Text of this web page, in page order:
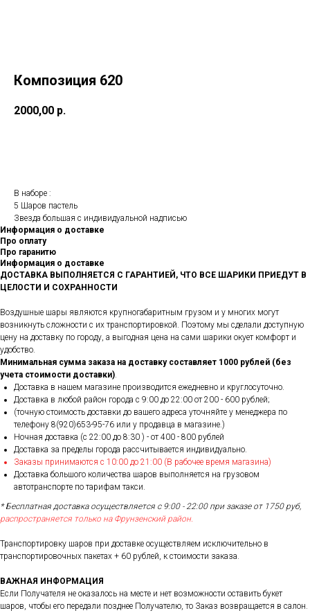
Композиция 620
2000,00 р.
В наборе :
5 Шаров пастель
Звезда большая с индивидуальной надписью
Информация о доставке
Про оплату
Про гаранитю
Информация о доставке
ДОСТАВКА ВЫПОЛНЯЕТСЯ С ГАРАНТИЕЙ, ЧТО ВСЕ ШАРИКИ ПРИЕДУТ В
ЦЕЛОСТИ И СОХРАННОСТИ
Воздушные шары являются крупногабаритным грузом и у многих могут
возникнуть сложности с их транспортировкой. Поэтому мы сделали доступную
цену на доставку по городу, а выгодная цена на сами шарики окует комфорт и
удобство.
Минимальная сумма заказа на доставку составляет 1000 рублей (без
учета стоимости доставки).
Доставка в нашем магазине производится ежедневно и круглосуточно.
Доставка в любой район города c 9:00 до 22:00 от 200 - 600 рублей;
(точную стоимость доставки до вашего адреса уточняйте у менеджера по
телефону 8(920)653-95-76 или у продавца в магазине.)
Ночная доставка (с 22:00 до 8:30 ) - от 400 - 800 рублей
Доставка за пределы города рассчитывается индивидуально.
Заказы принимаются с 10:00 до 21:00 (В рабочее время магазина)
Доставка большого количества шаров выполняется на грузовом
автотранспорте по тарифам такси.
* Бесплатная доставка осуществляется с 9:00 - 22:00 при заказе от 1750 руб,
распространяется только на Фрунзенский район.
Транспортировку шаров при доставке осуществляем исключительно в
транспортировочных пакетах + 60 рублей, к стоимости заказа.
ВАЖНАЯ ИНФОРМАЦИЯ
Если Получателя не оказалось на месте и нет возможности оставить букет
шаров, чтобы его передали позднее Получателю, то Заказ возвращается в салон.